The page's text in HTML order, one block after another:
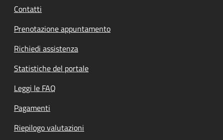
Contatti
Prenotazione appuntamento
Richiedi assistenza
Statistiche del portale
Leggi le FAQ
Pagamenti
Riepilogo valutazioni